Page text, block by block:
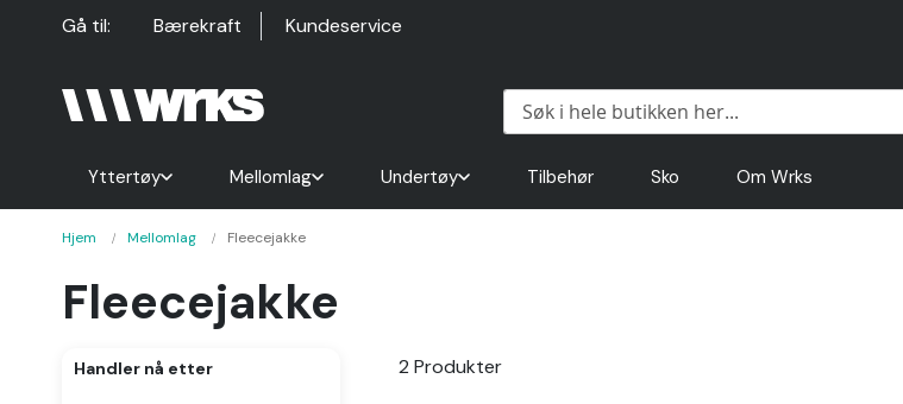
Hopp
Gå til: Bærekraft Kundeservice
Yttertøy Mellomlag Undertøy Tilbehør Sko Om Wrks
Hjem Mellomlag Fleecejakke
Fleecejakke
2 Produkter
Handler nå etter